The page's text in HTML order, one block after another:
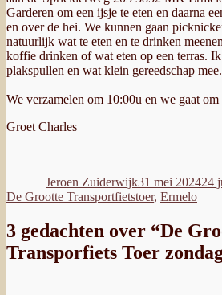
Garderen om een ijsje te eten en daarna
en over de hei. We kunnen gaan
natuurlijk wat te eten en te drinken
koffie drinken of wat eten op een terras.
plakspullen en wat klein gereedschap mee.
We verzamelen om 10:00u en we gaat
Groet Charles
Jeroen Zuiderwijk31 mei 202424
De Grootte Transportfietstoer, Ermelo
3 gedachten over “De
Transporfiets Toer